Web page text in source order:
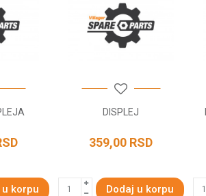
u korpu
DISPLEJ
359,00 RSD
Dodaj u korpu